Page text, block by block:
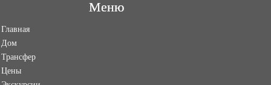
Меню
Главная
Дом
Трансфер
Цены